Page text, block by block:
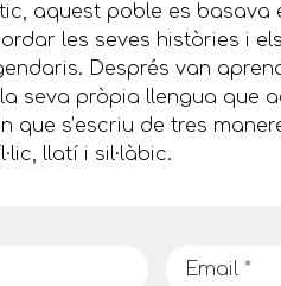
aquest poble es
les seves històries i
Després van
seva pròpia llengua que
que s’escriu de tres
llatí i sil·làbic.